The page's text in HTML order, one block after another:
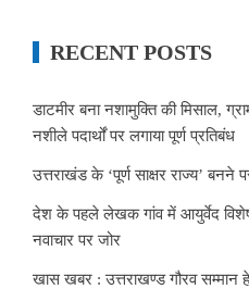
RECENT POSTS
डाटमीर बना नशामुक्ति की मिसाल,
नशीले पदार्थों पर लगाया पूर्ण प्रतिबंध
उत्तराखंड के ‘पूर्ण साक्षर राज्य’ बनने
देश के पहले लेखक गांव में आयुर्वेद
नवाचार पर जोर
खास खबर : उत्तराखण्ड गौरव